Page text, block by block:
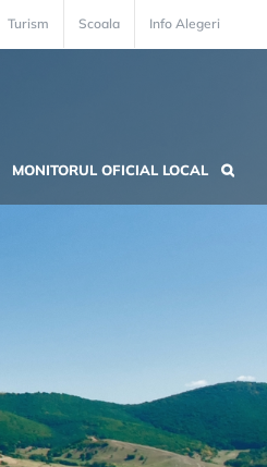
Turism Scoala Info Alegeri
MONITORUL OFICIAL LOCAL